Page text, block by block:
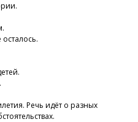
Речь идёт о разных